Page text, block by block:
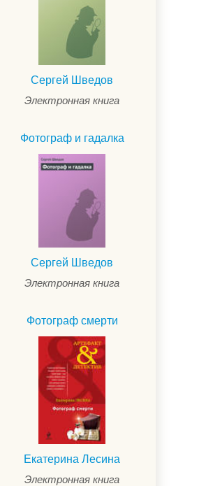
Сергей Шведов
Электронная книга
Фотограф и гадалка
Сергей Шведов
Электронная книга
Фотограф смерти
Екатерина Лесина
Электронная книга